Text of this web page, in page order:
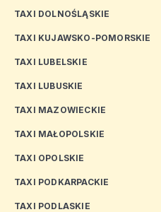
TAXI DOLNOŚLĄSKIE
TAXI KUJAWSKO-POMORSKIE
TAXI LUBELSKIE
TAXI LUBUSKIE
TAXI MAZOWIECKIE
TAXI MAŁOPOLSKIE
TAXI OPOLSKIE
TAXI PODKARPACKIE
TAXI PODLASKIE